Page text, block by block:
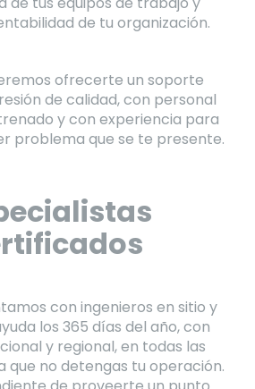
de tu organización.
ofrecerte un soporte
de calidad, con personal
y con experiencia para
problema que se te presente.
con ingenieros en sitio y
los 365 días del año, con
y regional, en todas las
que no detengas tu operación.